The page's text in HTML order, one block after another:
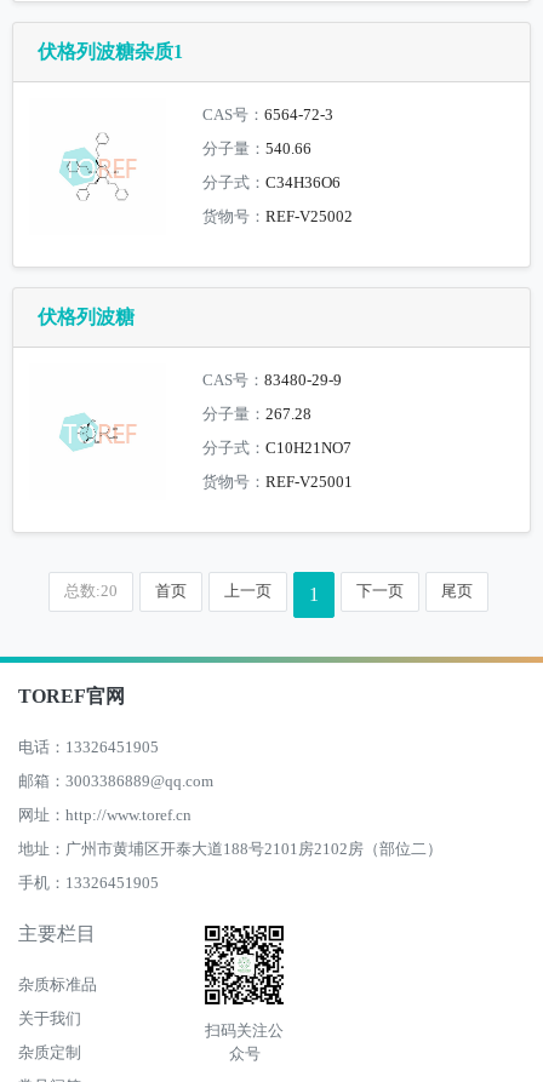
伏格列波糖杂质1
CAS号：6564-72-3
分子量：540.66
分子式：C34H36O6
货物号：REF-V25002
伏格列波糖
CAS号：83480-29-9
分子量：267.28
分子式：C10H21NO7
货物号：REF-V25001
总数:20 首页 上一页 1 下一页 尾页
TOREF官网
电话：13326451905
邮箱：3003386889@qq.com
网址：http://www.toref.cn
地址：广州市黄埔区开泰大道188号2101房2102房（部位二）
手机：13326451905
主要栏目
杂质标准品
关于我们
杂质定制
扫码关注公
众号